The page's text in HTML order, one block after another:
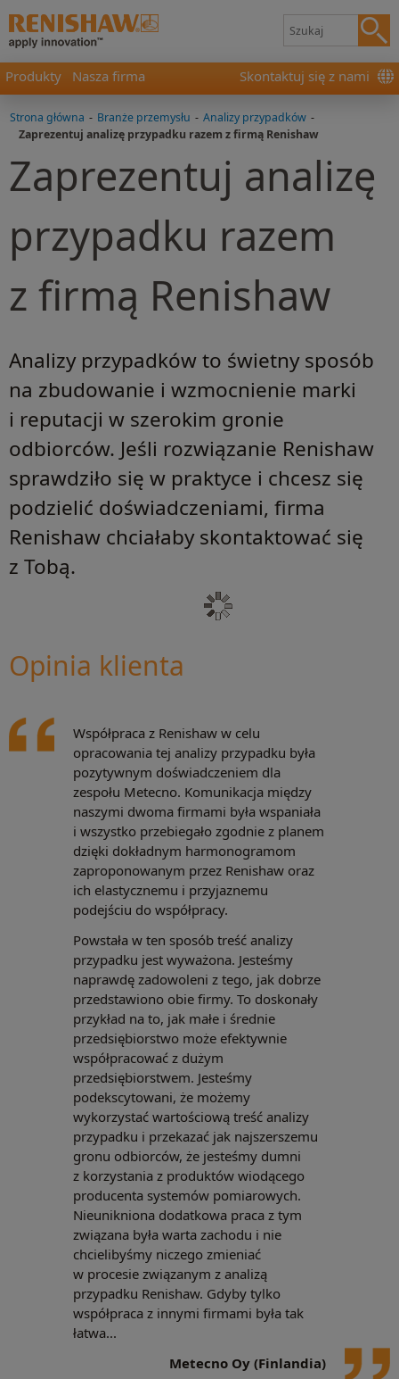
Produkty Nasza firma Skontaktuj się z nami
Strona główna - Branże przemysłu - Analizy przypadków -
Zaprezentuj analizę przypadku razem z firmą Renishaw
Zaprezentuj analizę
przypadku razem
z firmą Renishaw
Analizy przypadków to świetny sposób
na zbudowanie i wzmocnienie marki
i reputacji w szerokim gronie
odbiorców. Jeśli rozwiązanie Renishaw
sprawdziło się w praktyce i chcesz się
podzielić doświadczeniami, firma
Renishaw chciałaby skontaktować się
z Tobą.
Opinia klienta
Współpraca z Renishaw w celu
opracowania tej analizy przypadku była
pozytywnym doświadczeniem dla
zespołu Metecno. Komunikacja między
naszymi dwoma firmami była wspaniała
i wszystko przebiegało zgodnie z planem
dzięki dokładnym harmonogramom
zaproponowanym przez Renishaw oraz
ich elastycznemu i przyjaznemu
podejściu do współpracy.
Powstała w ten sposób treść analizy
przypadku jest wyważona. Jesteśmy
naprawdę zadowoleni z tego, jak dobrze
przedstawiono obie firmy. To doskonały
przykład na to, jak małe i średnie
przedsiębiorstwo może efektywnie
współpracować z dużym
przedsiębiorstwem. Jesteśmy
podekscytowani, że możemy
wykorzystać wartościową treść analizy
przypadku i przekazać jak najszerszemu
gronu odbiorców, że jesteśmy dumni
z korzystania z produktów wiodącego
producenta systemów pomiarowych.
Nieunikniona dodatkowa praca z tym
związana była warta zachodu i nie
chcielibyśmy niczego zmieniać
w procesie związanym z analizą
przypadku Renishaw. Gdyby tylko
współpraca z innymi firmami była tak
łatwa...
Metecno Oy (Finlandia)